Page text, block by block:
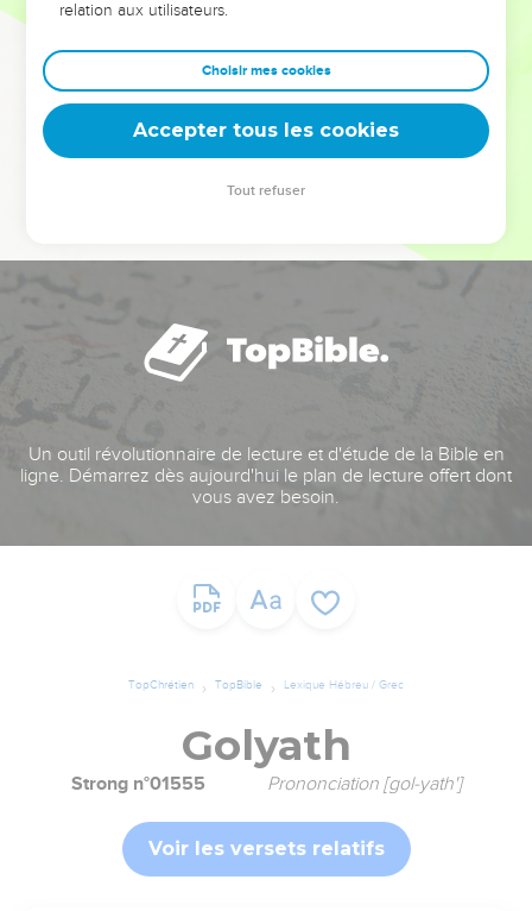
Dans cette conférence, leaders, entrepreneurs, et responsables
clés pour avancer avec plus de sagesse afin que leurs erreurs
deviennent vos tremplins. Que vous guidiez un ministère, une
équipe, un groupe ou une famille, leur expérience est faite
Un outil révolutionnaire de lecture et d'étude de la Bible en
ligne. Démarrez dès aujourd'hui le plan de lecture offert dont
vous avez besoin.
TopChrétien TopBible Lexique Hébreu / Grec
Golyath
Strong n°01555 Prononciation [gol-yath']
Voir les versets relatifs
relation aux utilisateurs.
Choisir mes cookies
Accepter tous les cookies
Tout refuser